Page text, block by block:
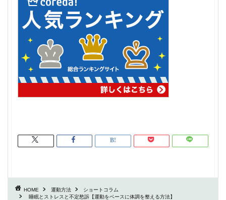
HOME 運動方法
ショートコラム
睡眠とストレスと不定愁訴【運動をベースに体調を整える方法】